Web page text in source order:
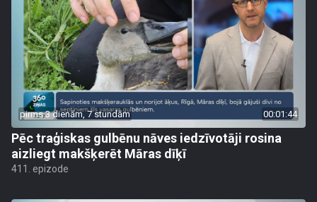
pirms 3 dienām, 7 stundām 00:01:44
Pēc traģiskas gulbēnu nāves iedzīvotāji rosina
aizliegt makšķerēt Māras dīķī
411. epizode